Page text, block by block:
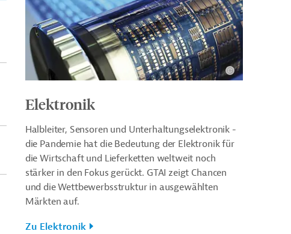
Elektronik
Halbleiter, Sensoren und Unterhaltungselektronik -
die Pandemie hat die Bedeutung der Elektronik für
die Wirtschaft und Lieferketten weltweit noch
stärker in den Fokus gerückt. GTAI zeigt Chancen
und die Wettbewerbsstruktur in ausgewählten
Märkten auf.
Zu Elektronik